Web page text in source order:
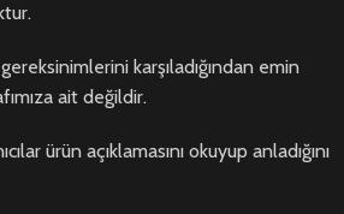
karşıladığından emin
ait değildir.
ürün açıklamasını okuyup anladığını